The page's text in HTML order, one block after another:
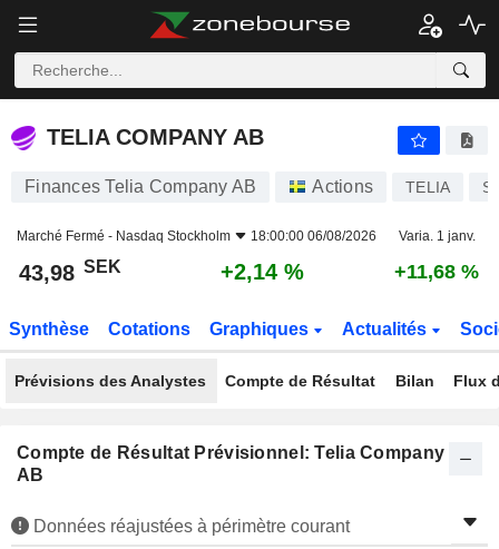
TELIA COMPANY AB
TELIA COMPANY AB
Finances Telia Company AB Actions TELIA
Marché Fermé - Nasdaq Stockholm 18:00:00 06/08/2026 Varia. 1 janv.
43,98 SEK +2,14 % +11,68 %
Synthèse Cotations Graphiques Actualités
Prévisions des Analystes Compte de Résultat Bilan Flux
Compte de Résultat Prévisionnel: Telia Company
AB
Données réajustées à périmètre courant